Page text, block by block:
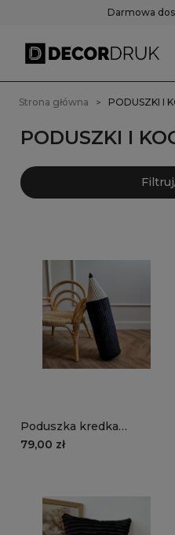
Darmowa
Strona główna PODUSZKI I
PODUSZKI I
Poduszka kredka
MANCHESTER LN100 |
79,00 zł